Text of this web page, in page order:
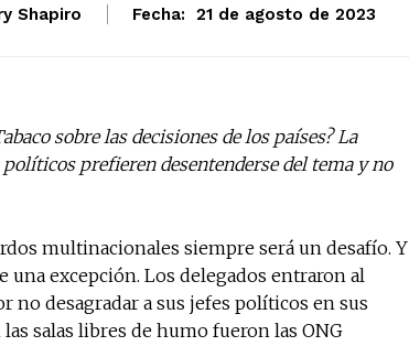
Shapiro Fecha: 21 de agosto de 2023
sobre las decisiones de los países? La
prefieren desentenderse del tema y no
multinacionales siempre será un desafío. Y
una excepción. Los delegados entraron al
no desagradar a sus jefes políticos en sus
salas libres de humo fueron las ONG